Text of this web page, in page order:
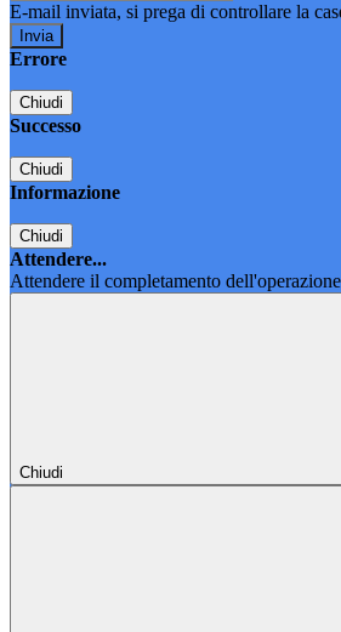
E-mail inviata, si prega di controllare la
Errore
Chiudi
Successo
Chiudi
Informazione
Chiudi
Attendere...
Attendere il completamento
Chiudi